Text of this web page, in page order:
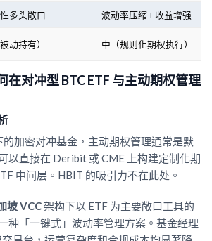
多头敞口 波动率压缩 + 收益增强
动持有） 中（规则化期权执行）
在对冲型 BTC ETF 与主动期权管理
的加密对冲基金，主动期权管理通常是默
以直接在 Deribit 或 CME 上构建定制化期
中间层。HBIT 的吸引力不在此处。
坡VCC架构下以 ETF 为主要敞口工具的
种「一键式」波动率管理方案。基金经理